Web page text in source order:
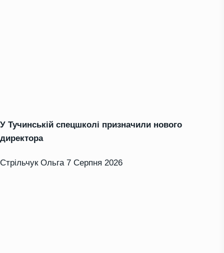
У Тучинській спецшколі призначили нового
директора
Стрільчук Ольга 7 Серпня 2026